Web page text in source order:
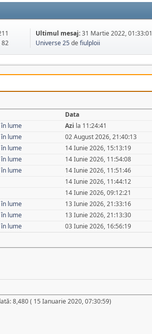
82
Ultimul mesaj:31 Martie 2022, 01:33:01
Universe 25defiulploii
Data
în lume Azi la 11:24:41
în lume
02 August 2026, 21:40:13
în lume
14 Iunie 2026, 15:13:19
în lume
14 Iunie 2026, 11:54:08
în lume
14 Iunie 2026, 11:51:46
14 Iunie 2026, 11:44:12
14 Iunie 2026, 09:12:21
în lume
13 Iunie 2026, 21:33:16
în lume
13 Iunie 2026, 21:13:30
în lume 03 Iunie 2026, 16:56:19
8,480 ( 15 Ianuarie 2020, 07:30:59)